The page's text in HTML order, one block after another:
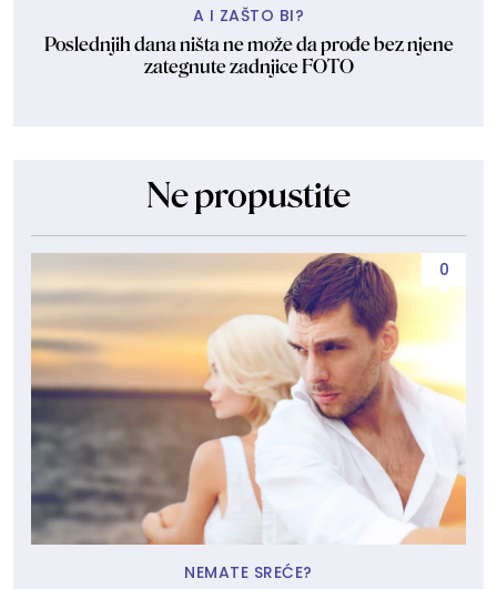
A I ZAŠTO BI?
Poslednjih dana ništa ne može da prođe bez njene
zategnute zadnjice FOTO
Ne propustite
0
NEMATE SREĆE?